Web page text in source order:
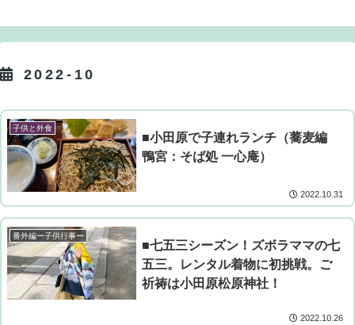
2022-10
子供と外食
■小田原で子連れランチ（蕎麦編
鴨宮：そば処 一心庵）
2022.10.31
番外編ー子供行事ー
■七五三シーズン！ズボラママの七
五三。レンタル着物に初挑戦。ご
祈祷は小田原松原神社！
2022.10.26